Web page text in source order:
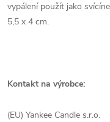
vypálení použít jako
5,5 x 4 cm.
Kontakt na výrobce:
(EU) Yankee Candle s.r.o.